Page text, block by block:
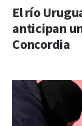
El río
anticipan
Concordia